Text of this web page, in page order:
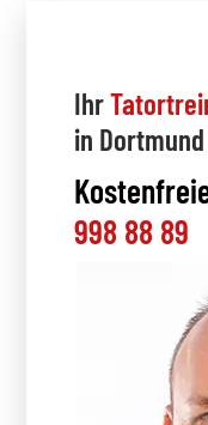
Ihr
in Dortmund
998 88 89